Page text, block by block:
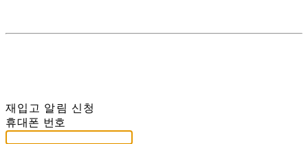
재입고 알림 신청
휴대폰 번호